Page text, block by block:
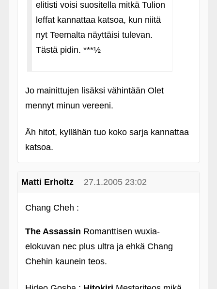
elitisti voisi suositella mitkä Tulion
leffat kannattaa katsoa, kun niitä
nyt Teemalta näyttäisi tulevan.
Tästä pidin. ***½
Jo mainittujen lisäksi vähintään Olet
mennyt minun vereeni.
Äh hitot, kyllähän tuo koko sarja kannattaa
katsoa.
Matti Erholtz 27.1.2005 23:02
Chang Cheh :
The Assassin Romanttisen wuxia-
elokuvan nec plus ultra ja ehkä Chang
Chehin kaunein teos.